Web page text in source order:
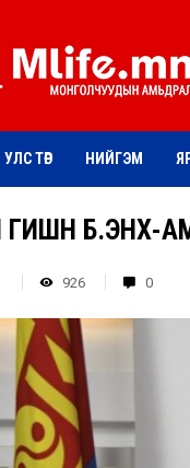
УЛС ТӨР НИЙГЭМ
Б.ЭНХ-
926 0